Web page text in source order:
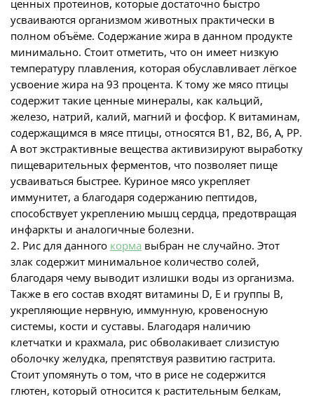
ценных протеинов, которые достаточно быстро
усваиваются организмом животных практически в
полном объёме. Содержание жира в данном продукте
минимально. Стоит отметить, что он имеет низкую
температуру плавления, которая обуславливает лёгкое
усвоение жира на 93 процента. К тому же мясо птицы
содержит такие ценные минералы, как кальций,
железо, натрий, калий, магний и фосфор. К витаминам,
содержащимся в мясе птицы, относятся B1, B2, B6, A, PP.
А вот экстрактивные вещества активизируют выработку
пищеварительных ферментов, что позволяет пище
усваиваться быстрее. Куриное мясо укрепляет
иммунитет, а благодаря содержанию пептидов,
способствует укреплению мышц сердца, предотвращая
инфаркты и аналогичные болезни.
2. Рис для данного корма выбран не случайно. Этот
злак содержит минимальное количество солей,
благодаря чему выводит излишки воды из организма.
Также в его состав входят витамины D, E и группы B,
укрепляющие нервную, иммунную, кровеносную
системы, кости и суставы. Благодаря наличию
клетчатки и крахмала, рис обволакивает слизистую
оболочку желудка, препятствуя развитию гастрита.
Стоит упомянуть о том, что в рисе не содержится
глютен, который относится к растительным белкам,